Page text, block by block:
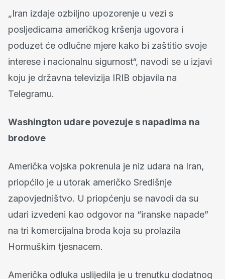
„Iran izdaje ozbiljno upozorenje u vezi s
posljedicama američkog kršenja ugovora i
poduzet će odlučne mjere kako bi zaštitio svoje
interese i nacionalnu sigurnost“, navodi se u izjavi
koju je državna televizija IRIB objavila na
Telegramu.
Washington udare povezuje s napadima na
brodove
Američka vojska pokrenula je niz udara na Iran,
priopćilo je u utorak američko Središnje
zapovjedništvo. U priopćenju se navodi da su
udari izvedeni kao odgovor na “iranske napade”
na tri komercijalna broda koja su prolazila
Hormuškim tjesnacem.
Američka odluka uslijedila je u trenutku dodatnog